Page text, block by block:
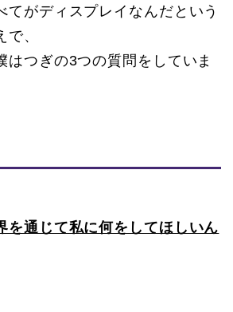
てがディスプレイなんだという
、
はつぎの3つの質問をしていま
を通じて私に何をしてほしいん